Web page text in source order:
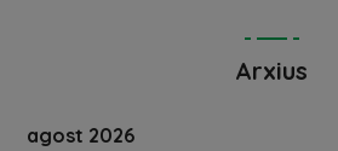
Arxius
agost 2026